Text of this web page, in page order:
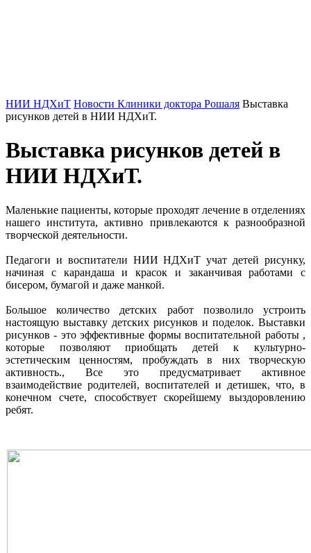
НИИ НДХиТ Новости Клиники доктора Рошаля Выставка
рисунков детей в НИИ НДХиТ.
Выставка рисунков детей в
НИИ НДХиТ.
Маленькие пациенты, которые проходят лечение в отделениях
нашего института, активно привлекаются к разнообразной
творческой деятельности.
Педагоги и воспитатели НИИ НДХиТ учат детей рисунку,
начиная с карандаша и красок и заканчивая работами с
бисером, бумагой и даже манкой.
Большое количество детских работ позволило устроить
настоящую выставку детских рисунков и поделок. Выставки
рисунков - это эффективные формы воспитательной работы ,
которые позволяют приобщать детей к культурно-
эстетическим ценностям, пробуждать в них творческую
активность., Все это предусматривает активное
взаимодействие родителей, воспитателей и детишек, что, в
конечном счете, способствует скорейшему выздоровлению
ребят.